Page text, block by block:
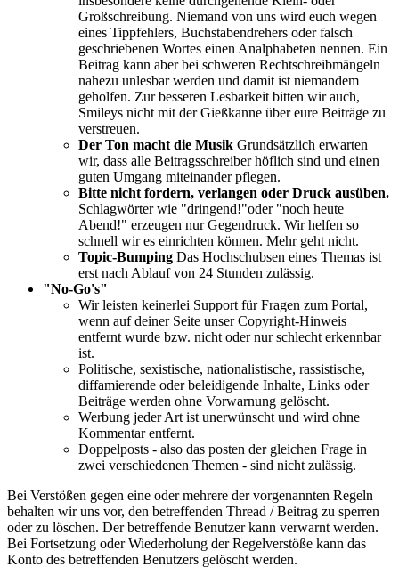
Großschreibung. Niemand von uns wird euch wegen
eines Tippfehlers, Buchstabendrehers oder falsch
geschriebenen Wortes einen Analphabeten nennen. Ein
Beitrag kann aber bei schweren Rechtschreibmängeln
nahezu unlesbar werden und damit ist niemandem
geholfen. Zur besseren Lesbarkeit bitten wir auch,
Smileys nicht mit der Gießkanne über eure Beiträge zu
verstreuen.
Der Ton macht die Musik Grundsätzlich erwarten
wir, dass alle Beitragsschreiber höflich sind und einen
guten Umgang miteinander pflegen.
Bitte nicht fordern, verlangen oder Druck ausüben.
Schlagwörter wie "dringend!"oder "noch heute
Abend!" erzeugen nur Gegendruck. Wir helfen so
schnell wir es einrichten können. Mehr geht nicht.
Topic-Bumping Das Hochschubsen eines Themas ist
erst nach Ablauf von 24 Stunden zulässig.
"No-Go's"
Wir leisten keinerlei Support für Fragen zum Portal,
wenn auf deiner Seite unser Copyright-Hinweis
entfernt wurde bzw. nicht oder nur schlecht erkennbar
ist.
Politische, sexistische, nationalistische, rassistische,
diffamierende oder beleidigende Inhalte, Links oder
Beiträge werden ohne Vorwarnung gelöscht.
Werbung jeder Art ist unerwünscht und wird ohne
Kommentar entfernt.
Doppelposts - also das posten der gleichen Frage in
zwei verschiedenen Themen - sind nicht zulässig.
Bei Verstößen gegen eine oder mehrere der vorgenannten Regeln
behalten wir uns vor, den betreffenden Thread / Beitrag zu sperren
oder zu löschen. Der betreffende Benutzer kann verwarnt werden.
Bei Fortsetzung oder Wiederholung der Regelverstöße kann das
Konto des betreffenden Benutzers gelöscht werden.